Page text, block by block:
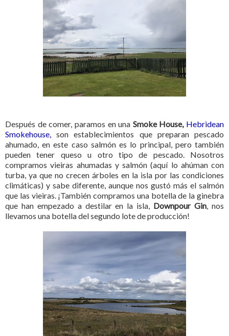
Después de comer, paramos en una Smoke House, Hebridean
Smokehouse,son establecimientos que preparan pescado
ahumado, en este caso salmón es lo principal, pero también
pueden tener queso u otro tipo de pescado. Nosotros
compramos vieiras ahumadas y salmón (aquí lo ahúman con
turba, ya que no crecen árboles en la isla por las condiciones
climáticas) y sabe diferente, aunque nos gustó más el salmón
que las vieiras. ¡También compramos una botella de la ginebra
que han empezado a destilar en la isla, Downpour Gin, nos
llevamos una botella del segundo lote de producción!